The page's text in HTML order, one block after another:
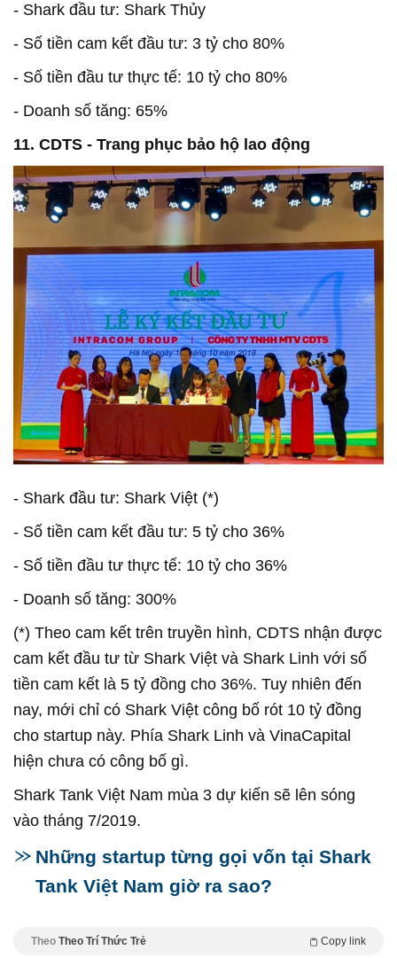
- Shark đầu tư: Shark Thủy
- Số tiền cam kết đầu tư: 3 tỷ cho 80%
- Số tiền đầu tư thực tế: 10 tỷ cho 80%
- Doanh số tăng: 65%
11. CDTS - Trang phục bảo hộ lao động
- Shark đầu tư: Shark Việt (*)
- Số tiền cam kết đầu tư: 5 tỷ cho 36%
- Số tiền đầu tư thực tế: 10 tỷ cho 36%
- Doanh số tăng: 300%
(*) Theo cam kết trên truyền hình, CDTS nhận được
cam kết đầu tư từ Shark Việt và Shark Linh với số
tiền cam kết là 5 tỷ đồng cho 36%. Tuy nhiên đến
nay, mới chỉ có Shark Việt công bố rót 10 tỷ đồng
cho startup này. Phía Shark Linh và VinaCapital
hiện chưa có công bố gì.
Shark Tank Việt Nam mùa 3 dự kiến sẽ lên sóng
vào tháng 7/2019.
Những startup từng gọi vốn tại Shark
Tank Việt Nam giờ ra sao?
Theo Theo Trí Thức Trẻ Copy link